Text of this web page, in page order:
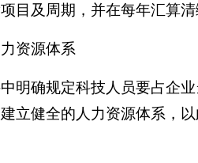
目及周期，并在每年汇算
资源体系
明确规定科技人员要占企
立健全的人力资源体系，